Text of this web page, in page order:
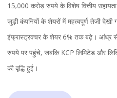
15,000 करोड़ रुपये के विशेष वित्तीय
जुड़ी कंपनियों के शेयरों में महत्वपूर्ण तेजी
इंफ्रास्ट्रक्चर के शेयर 6% तक बढ़े। आंध्र
रुपये पर पहुंचे, जबकि KCP लिमिटेड और
की वृद्धि हुई।